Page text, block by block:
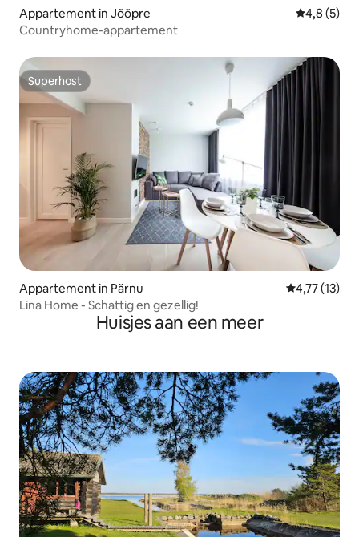
Appartement in Jõõpre
4,8 (5)
Countryhome-appartement
Superhost
Superhost
Appartement in Pärnu Gemiddelde
4,77 (13)
Lina Home - Schattig en gezellig!
Huisjes aan een meer